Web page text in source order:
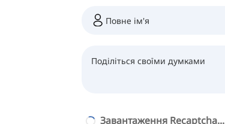
Завантаження Recaptcha...